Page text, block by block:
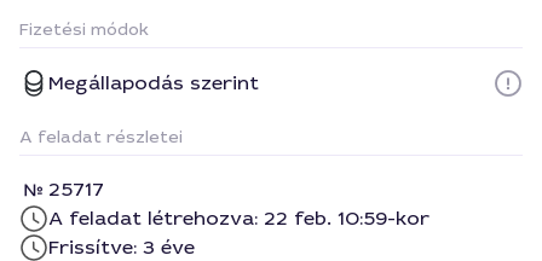
Fizetési módok
Megállapodás szerint
A feladat részletei
25717
A feladat létrehozva: 22 feb. 10:59-kor
Frissítve: 3 éve